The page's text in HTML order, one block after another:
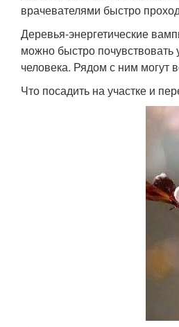
врачевателями быстро
Деревья-энергетические
можно быстро почувствовать
человека. Рядом с ним могут
Что посадить на участке и